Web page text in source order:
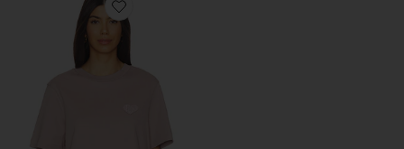
Favorite LOVER LISA Tシャツ